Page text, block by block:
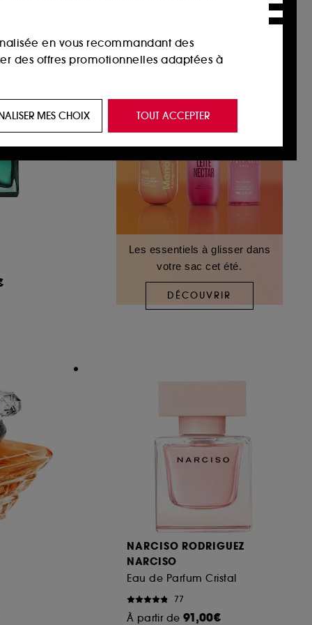
Les essentiels à glisser dans
votre sac cet été.
DÉCOUVRIR
NARCISO RODRIGUEZ
NARCISO
Eau de Parfum Cristal
77
À partir de 91,00€
en vous recommandant des
des offres promotionnelles adaptées à
vous plaire via des publicités, y compris
navigation sur notre site afin d’en
fraudes aux moyens de paiement et les
du site, tel que les cookies
d’accéder à votre compte lors
personnaliser vos choix concernant
collectées ou générées lors
Voous pouvez à tout moment choisir
TOUT ACCEPTER
MES CHOIX